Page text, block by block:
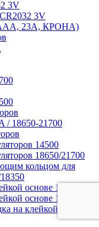
3V
3V
ААА, 23A, КРОНА)
18650-21700
14500
18650/21700
кольцом для
основе 1*18650
основе 1*21700
на клейкой основе